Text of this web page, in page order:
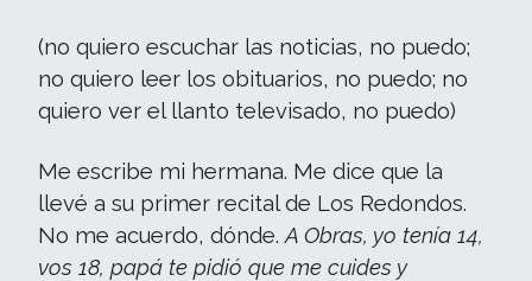
(no quiero escuchar las noticias, no puedo;
no quiero leer los obituarios, no puedo; no
quiero ver el llanto televisado, no puedo)
Me escribe mi hermana. Me dice que la
llevé a su primer recital de Los Redondos.
No me acuerdo, dónde. A Obras, yo tenía 14,
vos 18, papá te pidió que me cuides y